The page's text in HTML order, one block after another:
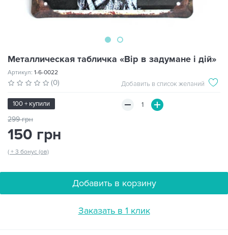
Металлическая табличка «Вір в задумане і дій»
Артикул: 1-6-0022
(0) Добавить в список желаний
100 + купили
299 грн
150 грн
( + 3 бонус (ов)
Добавить в корзину
Заказать в 1 клик